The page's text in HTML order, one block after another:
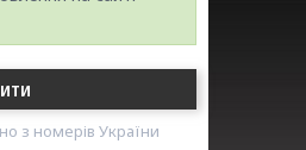
з номерів України